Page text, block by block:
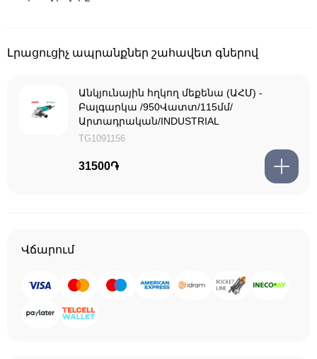
Լրացուցիչ ապրանքներ շահավետ գներով
Անկյունային հղկող մեքենա (ԱՀՄ) -
Բալգարկա /950Վատտ/115մմ/
Արտադրական/INDUSTRIAL
TG1091156
31500֏
Վճարում